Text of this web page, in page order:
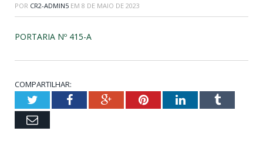
POR CR2-ADMIN5 EM 8 DE MAIO DE 2023
PORTARIA Nº 415-A
COMPARTILHAR:
TwitterFacebookGoogle+PinterestLinkedInTumblr
Email